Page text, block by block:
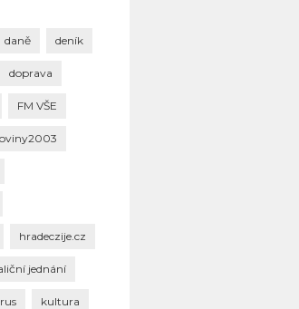
daně deník
doprava
FM VŠE
hradeczije.cz
jednání
kultura